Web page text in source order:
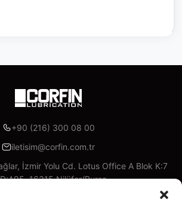
+90 (216) 300 08 00
iletisim@corfin.com.tr
İzmir Yolu Cd. Lotus Office A Blok K:7
D:A95, 16315 Nilüfer/Bursa